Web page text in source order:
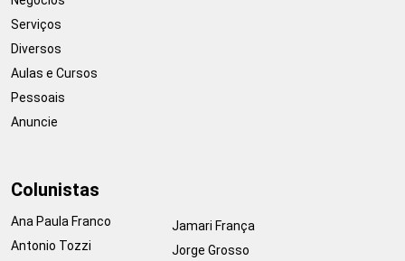
Serviços
Diversos
Aulas e Cursos
Pessoais
Anuncie
Colunistas
Ana Paula Franco
Antonio Tozzi
Jamari França
Jorge Grosso